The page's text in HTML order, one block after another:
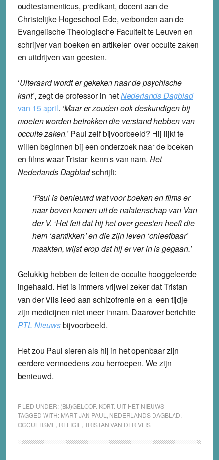
oudtestamenticus, predikant, docent aan de
Christelijke Hogeschool Ede, verbonden aan de
Evangelische Theologische Faculteit te Leuven en
schrijver van boeken en artikelen over occulte zaken
en uitdrijven van geesten.
‘Uiteraard wordt er gekeken naar de psychische
kant’, zegt de professor in hetNederlands Dagblad
van 15 april. ‘Maar er zouden ook deskundigen bij
moeten worden betrokken die verstand hebben van
occulte zaken.’Paul zelf bijvoorbeeld? Hij lijkt te
willen beginnen bij een onderzoek naar de boeken
en films waar Tristan kennis van nam. Het
Nederlands Dagbladschrijft:
‘Paul is benieuwd wat voor boeken en films er
naar boven komen uit de nalatenschap van Van
der V. ‘Het feit dat hij het over geesten heeft die
hem ‘aantikken’ en die zijn leven ‘onleefbaar’
maakten, wijst erop dat hij er ver in is gegaan.’
Gelukkig hebben de feiten de occulte hooggeleerde
ingehaald. Het is immers vrijwel zeker dat Tristan
van der Vlis leed aan schizofrenie en al een tijdje
zijn medicijnen niet meer innam. Daarover berichtte
RTL Nieuwsbijvoorbeeld.
Het zou Paul sieren als hij in het openbaar zijn
eerdere vermoedens zou herroepen. We zijn
benieuwd.
FILED UNDER: (BIJ)GELOOF, KORT, UIT HET NIEUWS
TAGGED WITH: MART-JAN PAUL, NEDERLANDS DAGBLAD,
OCCULTISME, RELIGIE,TRISTAN VAN DER VLIS